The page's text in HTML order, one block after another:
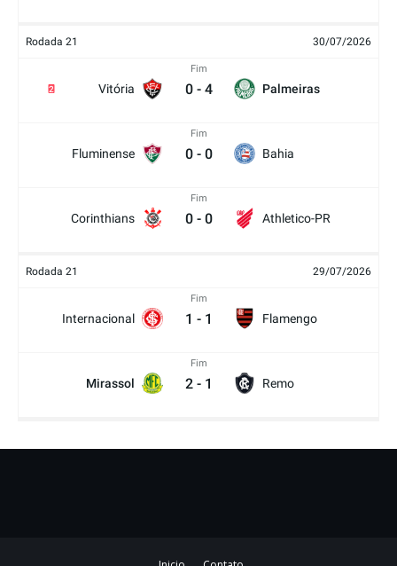
Rodada 21 30/07/2026
Vitória
2
Fim
0 - 4 Palmeiras
Fluminense
Fim
0 - 0 Bahia
Corinthians
Fim
0 - 0 Athletico-PR
Rodada 21 29/07/2026
Internacional
Fim
1 - 1 Flamengo
Mirassol
Fim
2 - 1 Remo